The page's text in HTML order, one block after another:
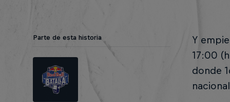
Parte de esta historia
Y
17:00
donde